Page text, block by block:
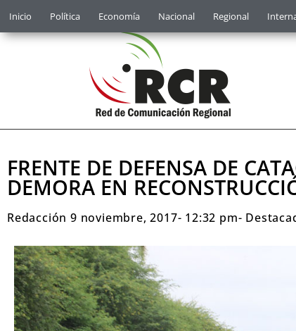
Inicio Política Economía Nacional Regional
FRENTE DE DEFENSA DE
DEMORA EN
Redacción 9 noviembre, 2017- 12:32 pm-